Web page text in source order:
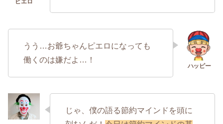
うう…お爺ちゃんピエロになっても
働くのは嫌だよ…！
じゃ、僕の語る節約マインドを頭に